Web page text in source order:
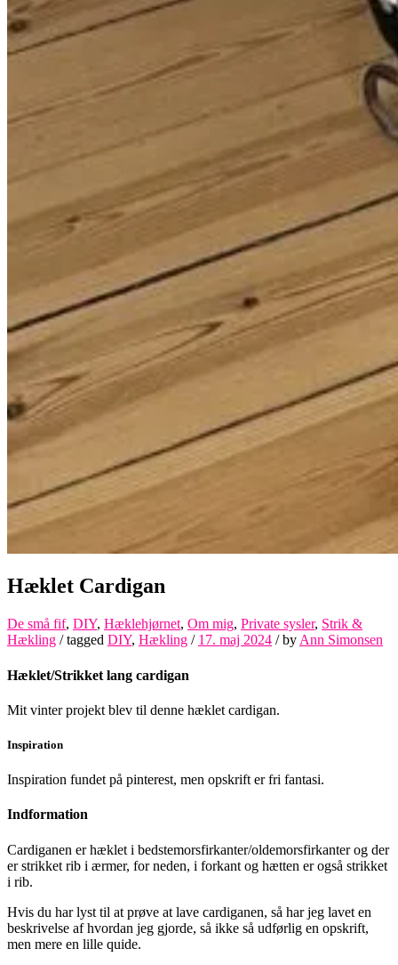
Hæklet Cardigan
De små fif, DIY, Hæklehjørnet, Om mig, Private sysler, Strik &
Hækling / tagged DIY, Hækling / 17. maj 2024 /by Ann Simonsen
Hæklet/Strikket lang cardigan
Mit vinter projekt blev til denne hæklet cardigan.
Inspiration
Inspiration fundet på pinterest, men opskrift er fri fantasi.
Indformation
Cardiganen er hæklet i bedstemorsfirkanter/oldemorsfirkanter og der
er strikket rib i ærmer, for neden, i forkant og hætten er også strikket
i rib.
Hvis du har lyst til at prøve at lave cardiganen, så har jeg lavet en
beskrivelse af hvordan jeg gjorde, så ikke så udførlig en opskrift,
men mere en lille quide.